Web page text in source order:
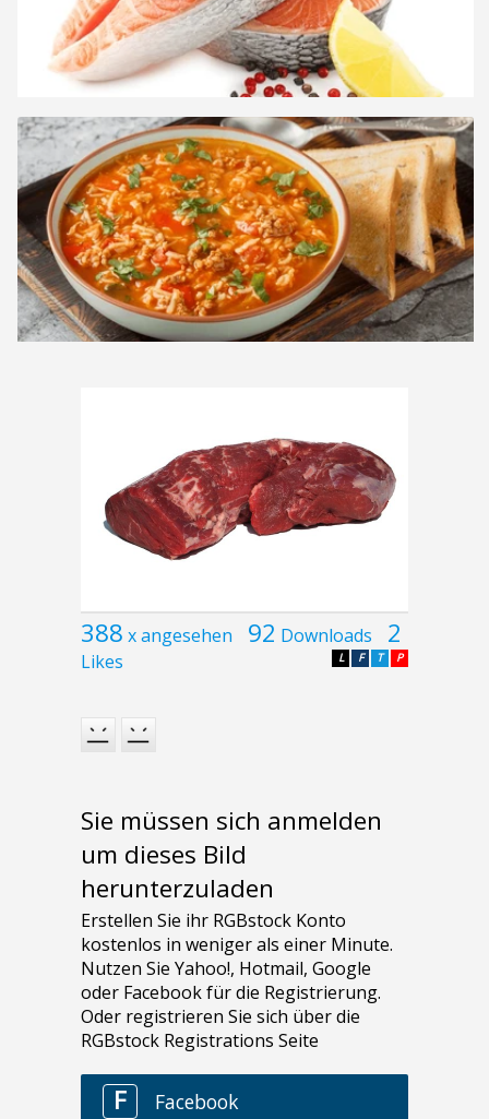
388 x angesehen 92 Downloads 2
Likes P
T
F
L
Sie müssen sich anmelden
um dieses Bild
herunterzuladen